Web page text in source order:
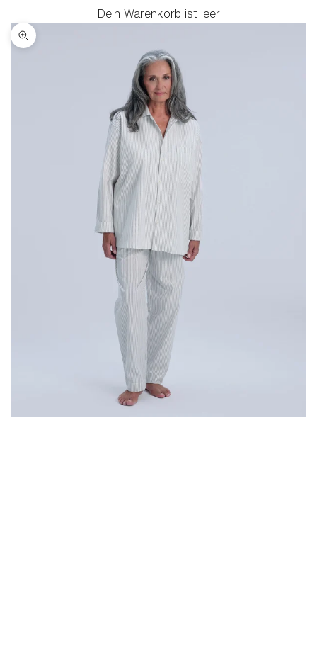
Dein Warenkorb ist leer
Bild vergrößern